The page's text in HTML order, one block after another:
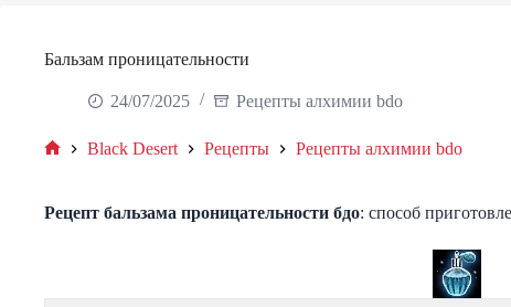
Бальзам проницательности
24/07/2025 Рецепты алхимии bdo
Black Desert Рецепты Рецепты алхимии bdo
Рецепт бальзама проницательности бдо: способ